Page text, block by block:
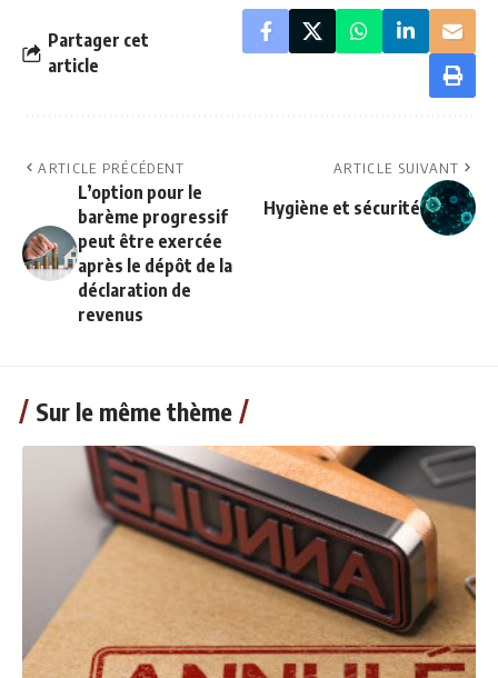
Partager cet
article
ARTICLE PRÉCÉDENT
L’option pour le
barème progressif
peut être exercée
après le dépôt de la
déclaration de
revenus
ARTICLE SUIVANT
Hygiène et sécurité
Sur le même thème